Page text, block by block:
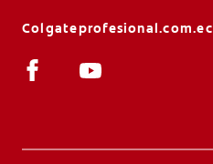
Colgateprofesional.com.ec